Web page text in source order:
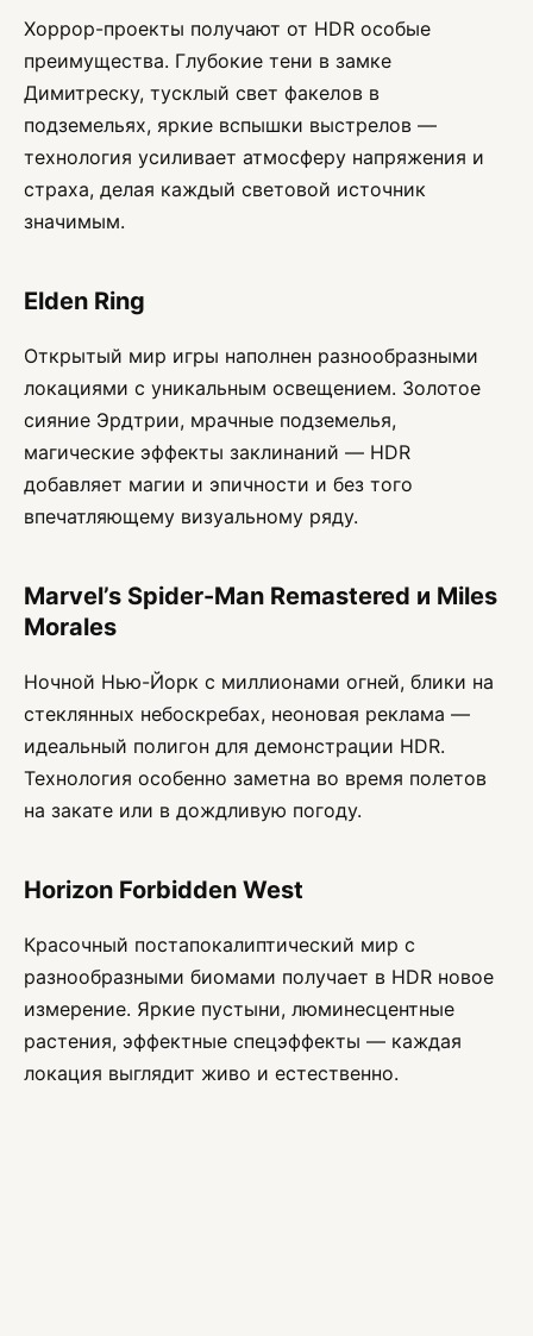
Хоррор-проекты получают от HDR особые
преимущества. Глубокие тени в замке
Димитреску, тусклый свет факелов в
подземельях, яркие вспышки выстрелов —
технология усиливает атмосферу напряжения и
страха, делая каждый световой источник
значимым.
Elden Ring
Открытый мир игры наполнен разнообразными
локациями с уникальным освещением. Золотое
сияние Эрдтрии, мрачные подземелья,
магические эффекты заклинаний — HDR
добавляет магии и эпичности и без того
впечатляющему визуальному ряду.
Marvel’s Spider-Man Remastered и Miles
Morales
Ночной Нью-Йорк с миллионами огней, блики на
стеклянных небоскребах, неоновая реклама —
идеальный полигон для демонстрации HDR.
Технология особенно заметна во время полетов
на закате или в дождливую погоду.
Horizon Forbidden West
Красочный постапокалиптический мир с
разнообразными биомами получает в HDR новое
измерение. Яркие пустыни, люминесцентные
растения, эффектные спецэффекты — каждая
локация выглядит живо и естественно.